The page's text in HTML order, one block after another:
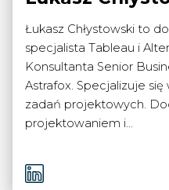
Łukasz Chłystowski to
specjalista Tableau i
Konsultanta Senior
Astrafox. Specjalizuje
zadań projektowych.
projektowaniem i...